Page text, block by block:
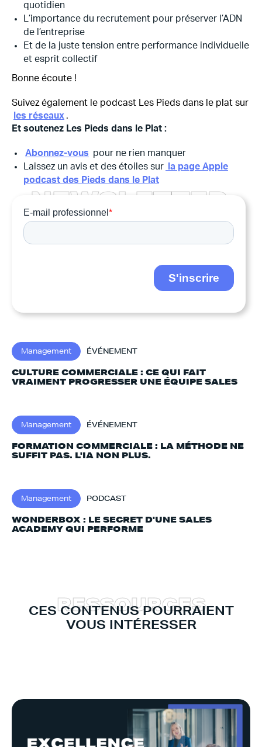
quotidien
L’importance du recrutement pour préserver l’ADN
de l’entreprise
Et de la juste tension entre performance individuelle
et esprit collectif
Bonne écoute !
Suivez également le podcast Les Pieds dans le plat sur
les réseaux .
Et soutenez Les Pieds dans le Plat :
Abonnez-vous pour ne rien manquer
Laissez un avis et des étoiles sur
la page Apple
podcast des Pieds dans le Plat
NEWSL ETTER
Management ÉVÉNEMENT
CULTURE COMMERCIALE : CE QUI FAIT
VRAIMENT PROGRESSER UNE ÉQUIPE SALES
Management ÉVÉNEMENT
FORMATION COMMERCIALE : LA MÉTHODE NE
SUFFIT PAS. L'IA NON PLUS.‍
Management PODCAST
WONDERBOX : LE SECRET D'UNE SALES
ACADEMY QUI PERFORME
CES CONTENUS POURRAIENT
VOUS INTÉRESSER
RESSOURCES